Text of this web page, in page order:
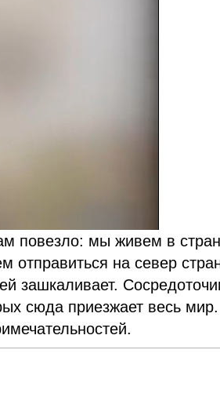
повезло: мы живем в
отправиться на север
зашкаливает.
сюда приезжает весь